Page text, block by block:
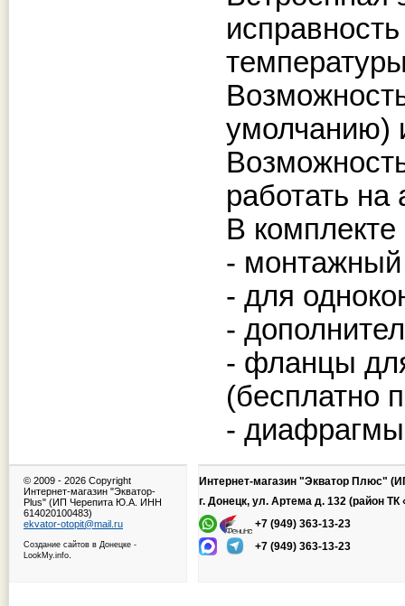
умолчанию)
работать
В
-
- для
-
- фланцы
(бесплатно
-
© 2009 - 2026 Copyright
Интернет-магазин "Экватор-
Plus" (ИП Черепита Ю.А. ИНН
614020100483)
ekvator-otopit@mail.ru
Создание сайтов в Донецке -
LookMy.info
Интернет-магазин "Экватор Плюс"
г. Донецк, ул. Артема д. 132 (район ТК
+7 (949) 363-13-23
+7 (949) 363-13-23